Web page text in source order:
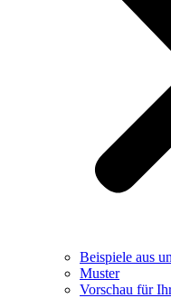
Beispiele aus
Muster
Vorschau für